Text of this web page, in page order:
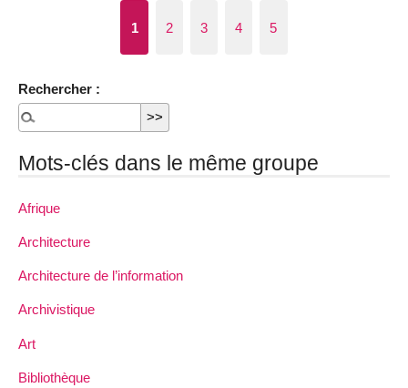
1 2 3 4 5
Rechercher :
Mots-clés dans le même groupe
Afrique
Architecture
Architecture de l’information
Archivistique
Art
Bibliothèque